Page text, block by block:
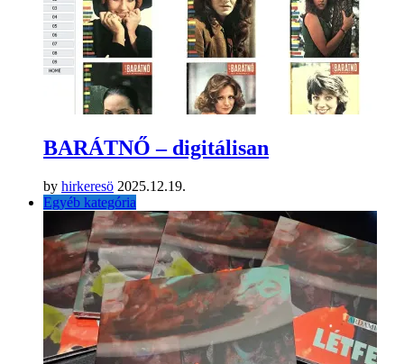
BARÁTNŐ – digitálisan
by hirkeresö 2025.12.19.
Egyéb kategória